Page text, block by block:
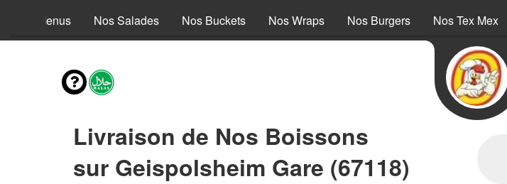
Nos Menus Nos Salades Nos Buckets Nos Wraps Nos Burgers Nos Tex Mex
Livraison de Nos Boissons
sur Geispolsheim Gare (67118)